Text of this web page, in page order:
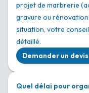
projet de marbrerie
gravure ou
situation, votre
détaillé.
Demander un
Quel délai pour